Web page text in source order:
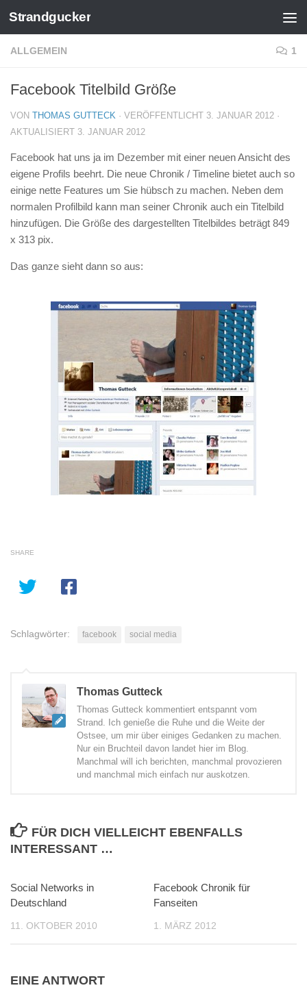
Zum Inhalt springen
Strandgucker
ALLGEMEIN 1
Facebook Titelbild Größe
VON THOMAS GUTTECK · VERÖFFENTLICHT 3. JANUAR 2012 ·
AKTUALISIERT 3. JANUAR 2012
Facebook hat uns ja im Dezember mit einer neuen Ansicht des
eigene Profils beehrt. Die neue Chronik / Timeline bietet auch so
einige nette Features um Sie hübsch zu machen. Neben dem
normalen Profilbild kann man seiner Chronik auch ein Titelbild
hinzufügen. Die Größe des dargestellten Titelbildes beträgt 849
x 313 pix.
Das ganze sieht dann so aus:
SHARE
Schlagwörter: facebook social media
Thomas Gutteck
Thomas Gutteck kommentiert entspannt vom
Strand. Ich genieße die Ruhe und die Weite der
Ostsee, um mir über einiges Gedanken zu machen.
Nur ein Bruchteil davon landet hier im Blog.
Manchmal will ich berichten, manchmal provozieren
und manchmal mich einfach nur auskotzen.
FÜR DICH VIELLEICHT EBENFALLS
INTERESSANT …
Social Networks in
Deutschland
11. OKTOBER 2010
Facebook Chronik für
Fanseiten
1. MÄRZ 2012
EINE ANTWORT